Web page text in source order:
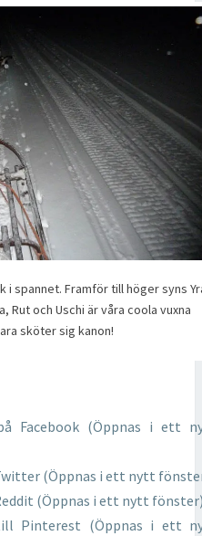
i spannet. Framför till höger syns
Rut och Uschi är våra coola vuxna
sköter sig kanon!
Facebook (Öppnas i ett
(Öppnas i ett nytt
(Öppnas i ett nytt
Pinterest (Öppnas i ett